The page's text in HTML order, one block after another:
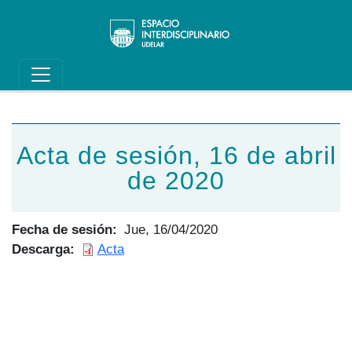
Main navigation
Acta de sesión, 16 de abril
de 2020
Fecha de sesión
Jue, 16/04/2020
Descarga
Acta